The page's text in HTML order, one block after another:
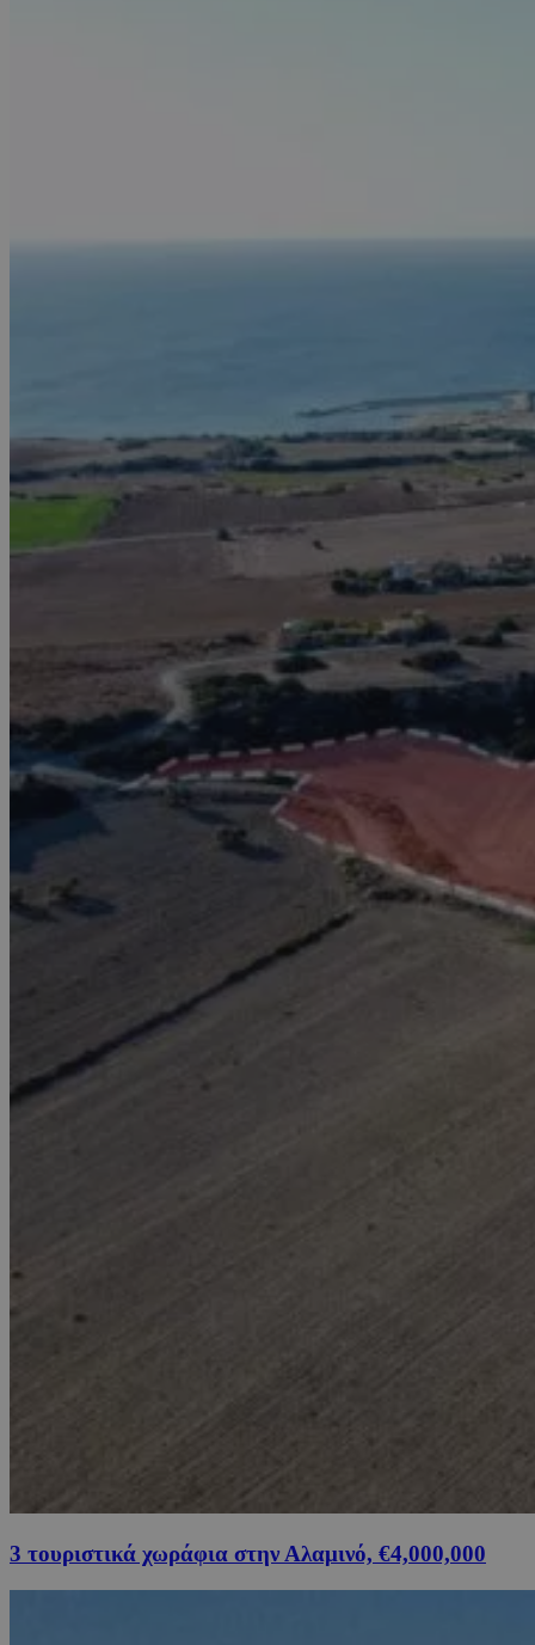
3 τουριστικά χωράφια στην Αλαμινό, €4,000,000